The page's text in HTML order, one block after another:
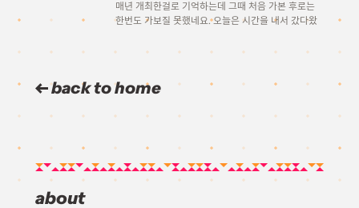
매년 개최한걸로 기억하는데 그때 처음 가본 후로는
한번도 가보질 못했네요. 오늘은 시간을 내서 갔다왔
었네요. 블로그 호스팅 용량/트래픽 제한상 많이 걸러
back to home
about